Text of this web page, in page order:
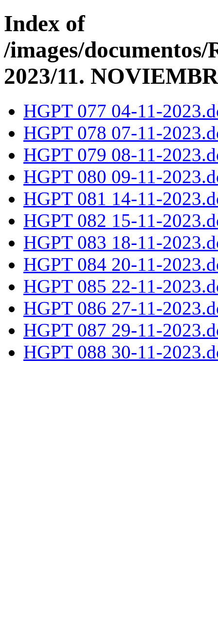
Index of
/images/
2023/11.
HGPT 077 04-11-
HGPT 078 07-11-
HGPT 079 08-11-
HGPT 080 09-11-
HGPT 081 14-11-
HGPT 082 15-11-
HGPT 083 18-11-
HGPT 084 20-11-
HGPT 085 22-11-
HGPT 086 27-11-
HGPT 087 29-11-
HGPT 088 30-11-